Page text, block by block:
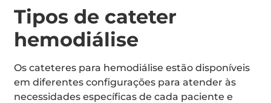
Tipos de cateter
hemodiálise
Os cateteres para hemodiálise estão disponíveis
em diferentes configurações para atender às
necessidades específicas de cada paciente e